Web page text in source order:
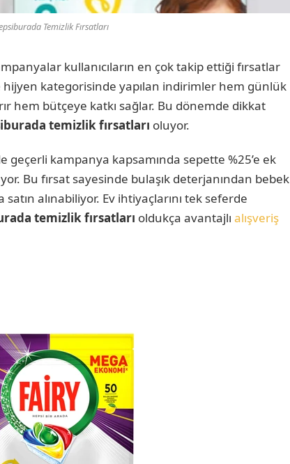
Temizlik Fırsatları
kullanıcıların en çok takip ettiği fırsatlar
hijyen kategorisinde yapılan indirimler hem günlük
hem bütçeye katkı sağlar. Bu dönemde dikkat
temizlik fırsatları oluyor.
kampanya kapsamında sepette %25’e ek
Bu fırsat sayesinde bulaşık deterjanından bebek
alınabiliyor. Ev ihtiyaçlarını tek seferde
temizlik fırsatları oldukça avantajlı alışveriş